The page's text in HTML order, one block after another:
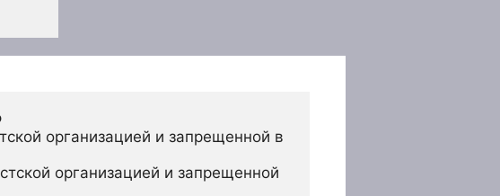
организацией и запрещенной в
организацией и запрещенной